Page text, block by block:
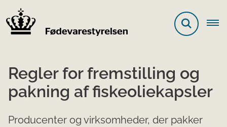
Regler for fremstilling og
pakning af fiskeoliekapsler
Producenter og virksomheder, der pakker